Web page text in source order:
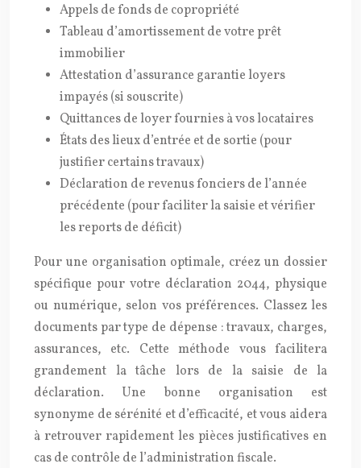
Appels de fonds de copropriété
Tableau d’amortissement de votre prêt
immobilier
Attestation d’assurance garantie loyers
impayés (si souscrite)
Quittances de loyer fournies à vos locataires
États des lieux d’entrée et de sortie (pour
justifier certains travaux)
Déclaration de revenus fonciers de l’année
précédente (pour faciliter la saisie et vérifier
les reports de déficit)
Pour une organisation optimale, créez un dossier
spécifique pour votre déclaration 2044, physique
ou numérique, selon vos préférences. Classez les
documents par type de dépense : travaux, charges,
assurances, etc. Cette méthode vous facilitera
grandement la tâche lors de la saisie de la
déclaration. Une bonne organisation est
synonyme de sérénité et d’efficacité, et vous aidera
à retrouver rapidement les pièces justificatives en
cas de contrôle de l’administration fiscale.